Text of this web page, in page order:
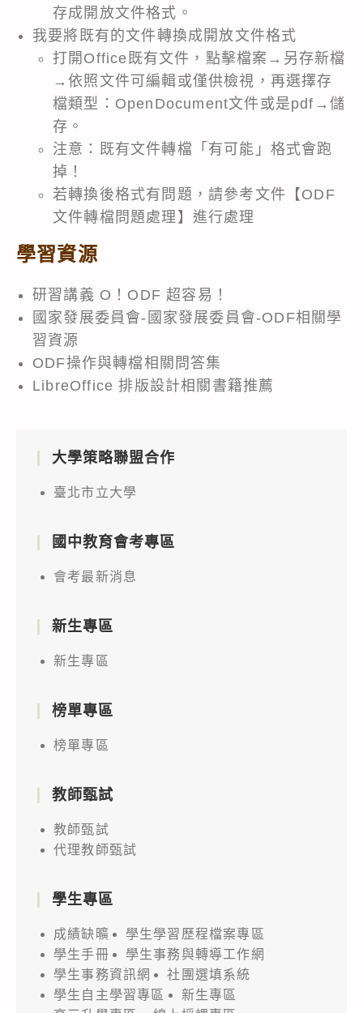
存成開放文件格式。
我要將既有的文件轉換成開放文件格式
打開Office既有文件，點擊檔案→另存新檔
→依照文件可編輯或僅供檢視，再選擇存
檔類型：OpenDocument文件或是pdf→儲
存。
注意：既有文件轉檔「有可能」格式會跑
掉！
若轉換後格式有問題，請參考文件【 ODF
文件轉檔問題處理 】進行處理
學習資源
研習講義 O！ODF 超容易！
國家發展委員會-國家發展委員會-ODF相關學
習資源
ODF操作與轉檔相關問答集
LibreOffice 排版設計相關書籍推薦
大學策略聯盟合作
臺北市立大學
國中教育會考專區
會考最新消息
新生專區
新生專區
榜單專區
榜單專區
教師甄試
教師甄試
代理教師甄試
學生專區
成績缺曠
學生學習歷程檔案專區
學生手冊
學生事務與轉導工作網
學生事務資訊網
社團選填系統
學生自主學習專區
新生專區